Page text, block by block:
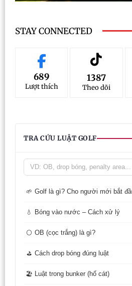
STAY CONNECTED
689
Lượt thích
1387
Theo dõi
TRA CỨU LUẬT GOLF
🌱 Golf là gì? Cho người mới bắt
💧 Bóng vào nước – Cách xử lý
⚪ OB (cọc trắng) là gì?
⛳ Cách drop bóng đúng luật
🏖️ Luật trong bunker (hố cát)